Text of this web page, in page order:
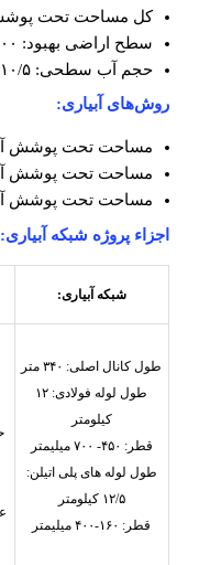
کل مساحت تحت پوشش شبکه
سطح اراضی بهبود: ۲۰۰۰ هکتار
حجم آب سطحی: ۱۰/۵ میلیون مترمکعب
روش‌های آبیاری:
مساحت تحت پوشش آبیاری
مساحت تحت پوشش آبیاری
مساحت تحت پوشش آبیاری
اجزاء پروژه شبکه آبیاری:
شبکه آبیاری:
طول کانال اصلی: ۳۴۰ متر
طول لوله فولادی: ۱۲
کیلومتر
قطر: ۴۵۰- ۷۰۰ میلیمتر
طول لوله های پلی اتیلن:
۱۲/۵ کیلومتر
قطر: ۱۶۰-۴۰۰ میلیمتر